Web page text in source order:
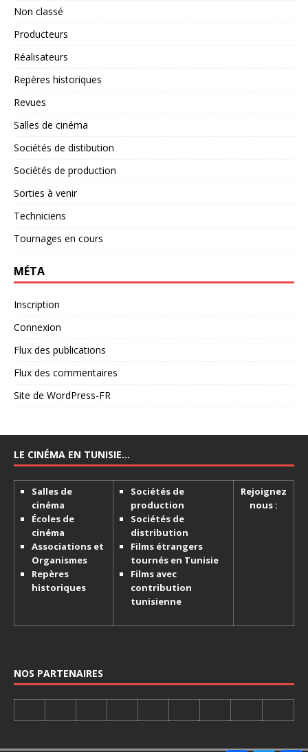
Non classé
Producteurs
Réalisateurs
Repères historiques
Revues
Salles de cinéma
Sociétés de distibution
Sociétés de production
Sorties à venir
Techniciens
Tournages en cours
MÉTA
Inscription
Connexion
Flux des publications
Flux des commentaires
Site de WordPress-FR
LE CINÉMA EN TUNISIE…
Salles de
cinéma
Écoles de
cinéma
Associations et
Organismes
Repères
historiques
Sociétés de
production
Sociétés de
distribution
Films étrangers
tournés en Tunisie
Films avec
contribution
tunisienne
Rejoignez
nous :
NOS PARTENAIRES